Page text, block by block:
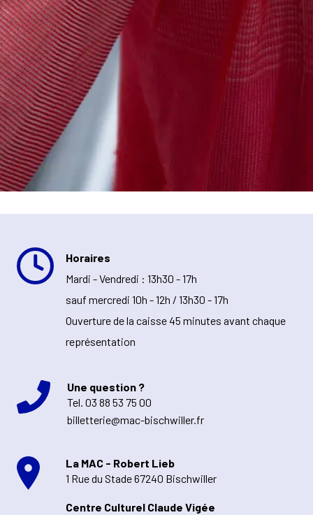
Horaires
Mardi - Vendredi : 13h30 - 17h
sauf mercredi 10h - 12h / 13h30 - 17h
Ouverture de la caisse 45 minutes avant chaque
représentation
Une question ?
Tel. 03 88 53 75 00
billetterie@mac-bischwiller.fr
La MAC - Robert Lieb
1 Rue du Stade 67240 Bischwiller
Centre Culturel Claude Vigée